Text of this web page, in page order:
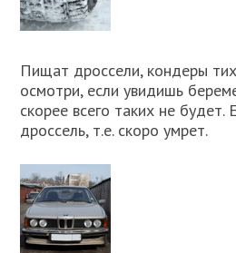
Пищат дроссели, кондеры
осмотри, если увидишь
скорее всего таких не
дроссель, т.е. скоро умрет.